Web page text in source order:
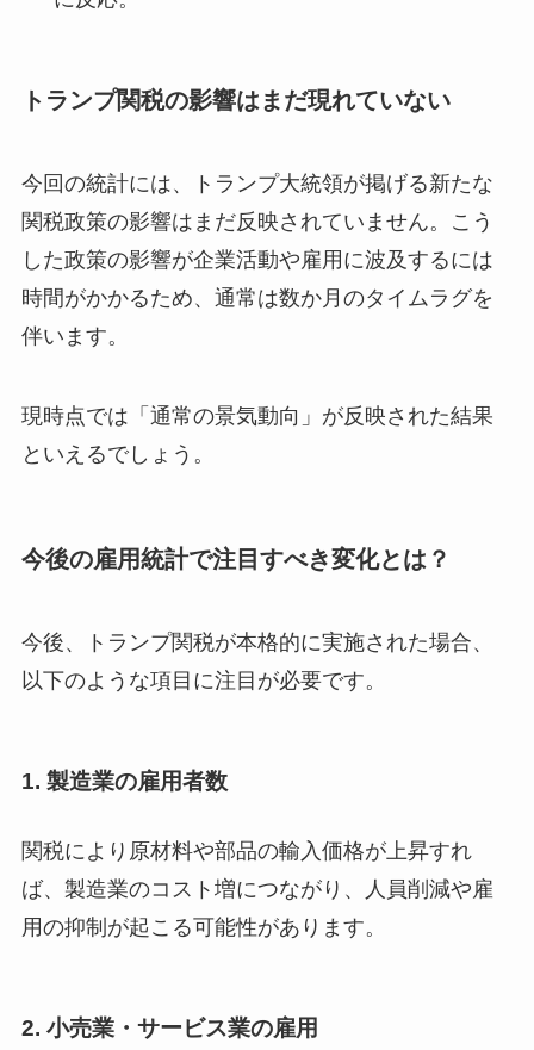
トランプ関税の影響はまだ現れていない
今回の統計には、トランプ大統領が掲げる新たな
関税政策の影響はまだ反映されていません。こう
した政策の影響が企業活動や雇用に波及するには
時間がかかるため、通常は数か月のタイムラグを
伴います。
現時点では「通常の景気動向」が反映された結果
といえるでしょう。
今後の雇用統計で注目すべき変化とは？
今後、トランプ関税が本格的に実施された場合、
以下のような項目に注目が必要です。
1. 製造業の雇用者数
関税により原材料や部品の輸入価格が上昇すれ
ば、製造業のコスト増につながり、人員削減や雇
用の抑制が起こる可能性があります。
2. 小売業・サービス業の雇用